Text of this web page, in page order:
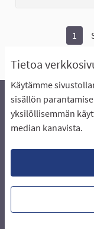
Tietoa
Käytämme
sisällön
yksilöllisemmän
median kanavista.
1
Äänestyksen
Näin äänestät